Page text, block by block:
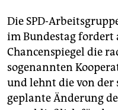
Die SPD-
im Bundestag fordert
Chancenspiegel die
sogenannten
und lehnt die von der
geplante Änderung